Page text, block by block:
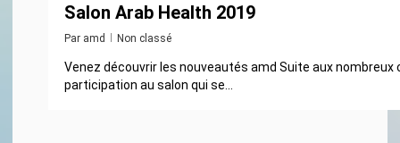
Salon Arab Health 2019
Par amd Non classé
Venez découvrir les nouveautés amd Suite aux nombreux
participation au salon qui se...